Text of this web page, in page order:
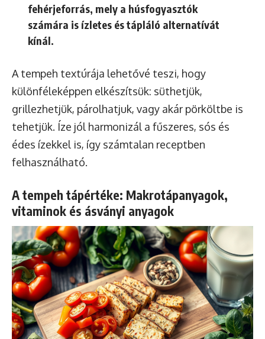
fehérjeforrás, mely a húsfogyasztók
számára is ízletes és tápláló alternatívát
kínál.
A tempeh textúrája lehetővé teszi, hogy
különféleképpen elkészítsük: süthetjük,
grillezhetjük, párolhatjuk, vagy akár pörköltbe is
tehetjük. Íze jól harmonizál a fűszeres, sós és
édes ízekkel is, így számtalan receptben
felhasználható.
A tempeh tápértéke: Makrotápanyagok,
vitaminok és ásványi anyagok